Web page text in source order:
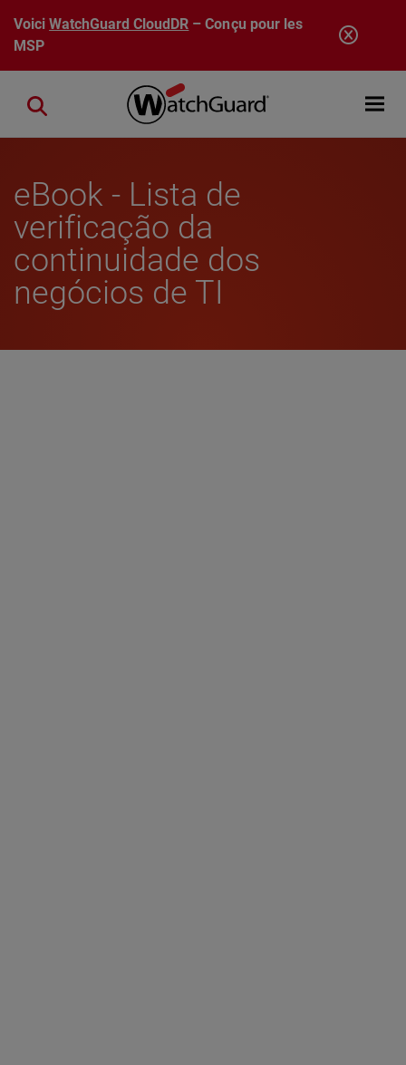
Aller au contenu principal
VoiciWatchGuard CloudDR – Conçu pour les
MSP
Open
Close search
eBook - Lista de
verificação da
continuidade dos
negócios de TI